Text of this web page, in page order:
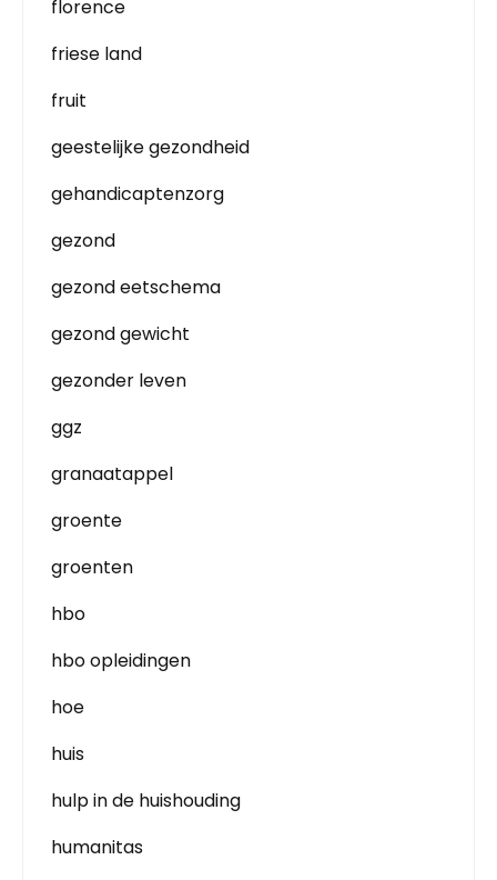
florence
friese land
fruit
geestelijke gezondheid
gehandicaptenzorg
gezond
gezond eetschema
gezond gewicht
gezonder leven
ggz
granaatappel
groente
groenten
hbo
hbo opleidingen
hoe
huis
hulp in de huishouding
humanitas